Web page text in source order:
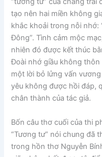
tạo nên hai miền không
khắc khoải trong nỗi
Đông”. Tình cảm mộc
nhiên đó được kết thúc
Đoài nhớ giầu không thôn
một lời bỏ lửng vấn
yêu không được hồi đáp,
chân thành của tác giả.
Bốn câu thơ cuối của thi
“Tương tư” nói chung đã
trong hồn thơ Nguyễn